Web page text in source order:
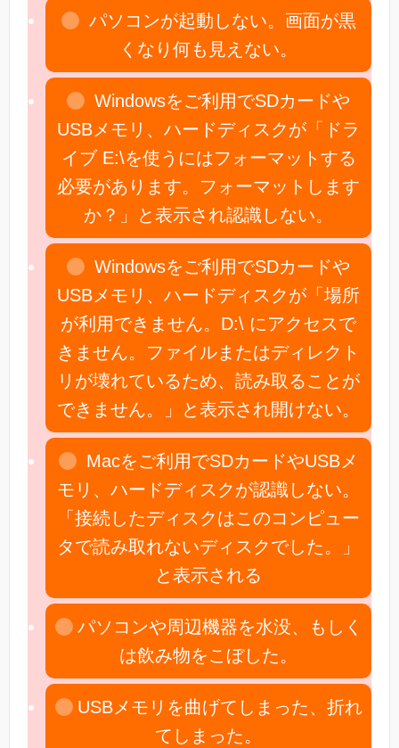
パソコンが起動しない。画面が黒
くなり何も見えない。
Windowsをご利用でSDカードや
USBメモリ、ハードディスクが「ドラ
イブ E:\を使うにはフォーマットする
必要があります。フォーマットします
か？」と表示され認識しない。
Windowsをご利用でSDカードや
USBメモリ、ハードディスクが「場所
が利用できません。D:\ にアクセスで
きません。ファイルまたはディレクト
リが壊れているため、読み取ることが
できません。」と表示され開けない。
Macをご利用でSDカードやUSBメ
モリ、ハードディスクが認識しない。
「接続したディスクはこのコンピュー
タで読み取れないディスクでした。」
と表示される
パソコンや周辺機器を水没、もしく
は飲み物をこぼした。
USBメモリを曲げてしまった、折れ
てしまった。